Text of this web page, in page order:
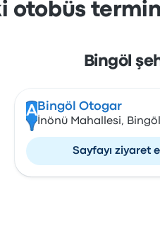
otobüs
Bingöl
A Bingöl Otogar
İnönü Mahallesi,
Sayfayı ziyaret